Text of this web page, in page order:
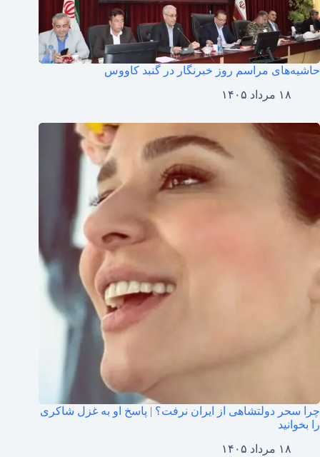
حاشیه‌های مراسم‌ روز خبرنگار در گنبد کاووس
۱۸ مرداد ۱۴۰۵
چرا سحر دولتشاهی از ایران نرفت؟ | پاسخ او به غزل شاکری
را بخوانید
۱۸ مرداد ۱۴۰۵